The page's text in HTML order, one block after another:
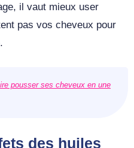
il vaut mieux user
pas vos cheveux pour
pousser ses cheveux en une
des huiles